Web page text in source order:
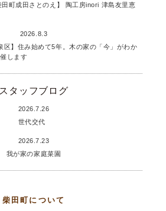
田町成田さとのえ】 陶工房inori 津島友里恵
2026.8.3
区】住み始めて5年。木の家の「今」がわか
します
スタッフブログ
2026.7.26
世代交代
2026.7.23
我が家の家庭菜園
柴田町について